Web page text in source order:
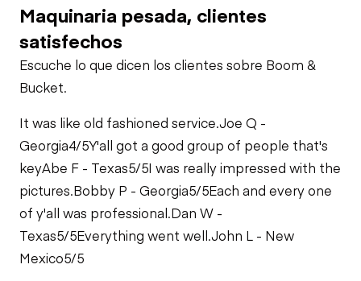
Maquinaria pesada, clientes
satisfechos
Escuche lo que dicen los clientes sobre Boom &
Bucket.
It was like old fashioned service.Joe Q -
Georgia4/5Y'all got a good group of people that's
keyAbe F - Texas5/5I was really impressed with the
pictures.Bobby P - Georgia5/5Each and every one
of y'all was professional.Dan W -
Texas5/5Everything went well.John L - New
Mexico5/5